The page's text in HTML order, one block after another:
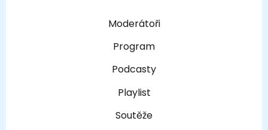
Moderátoři
Program
Podcasty
Playlist
Soutěže